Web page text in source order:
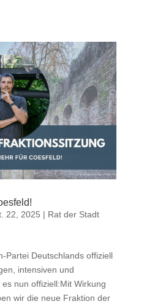
22, 2025 | Rat der Stadt
Partei Deutschlands offiziell
intensiven und
nun offiziell:Mit Wirkung
wir die neue Fraktion der